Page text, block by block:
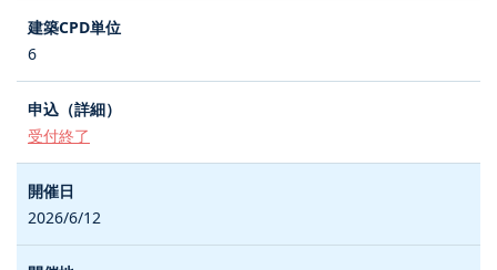
6
受付終了
2026/6/12